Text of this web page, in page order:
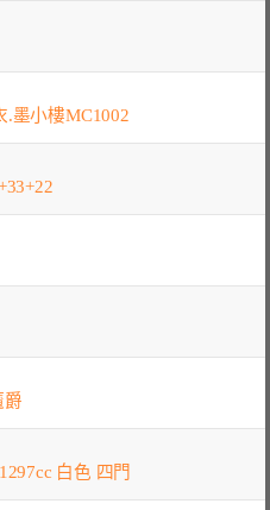
.墨小樓MC1002
爵
白色 四門